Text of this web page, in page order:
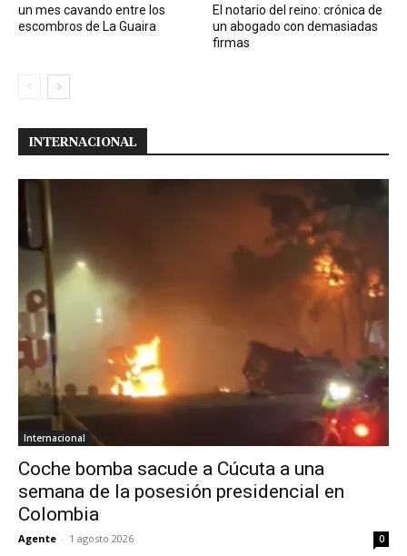
un mes cavando entre los
escombros de La Guaira
El notario del reino: crónica de
un abogado con demasiadas
firmas
INTERNACIONAL
Internacional
Coche bomba sacude a Cúcuta a una
semana de la posesión presidencial en
Colombia
Agente - 1 agosto 2026 0